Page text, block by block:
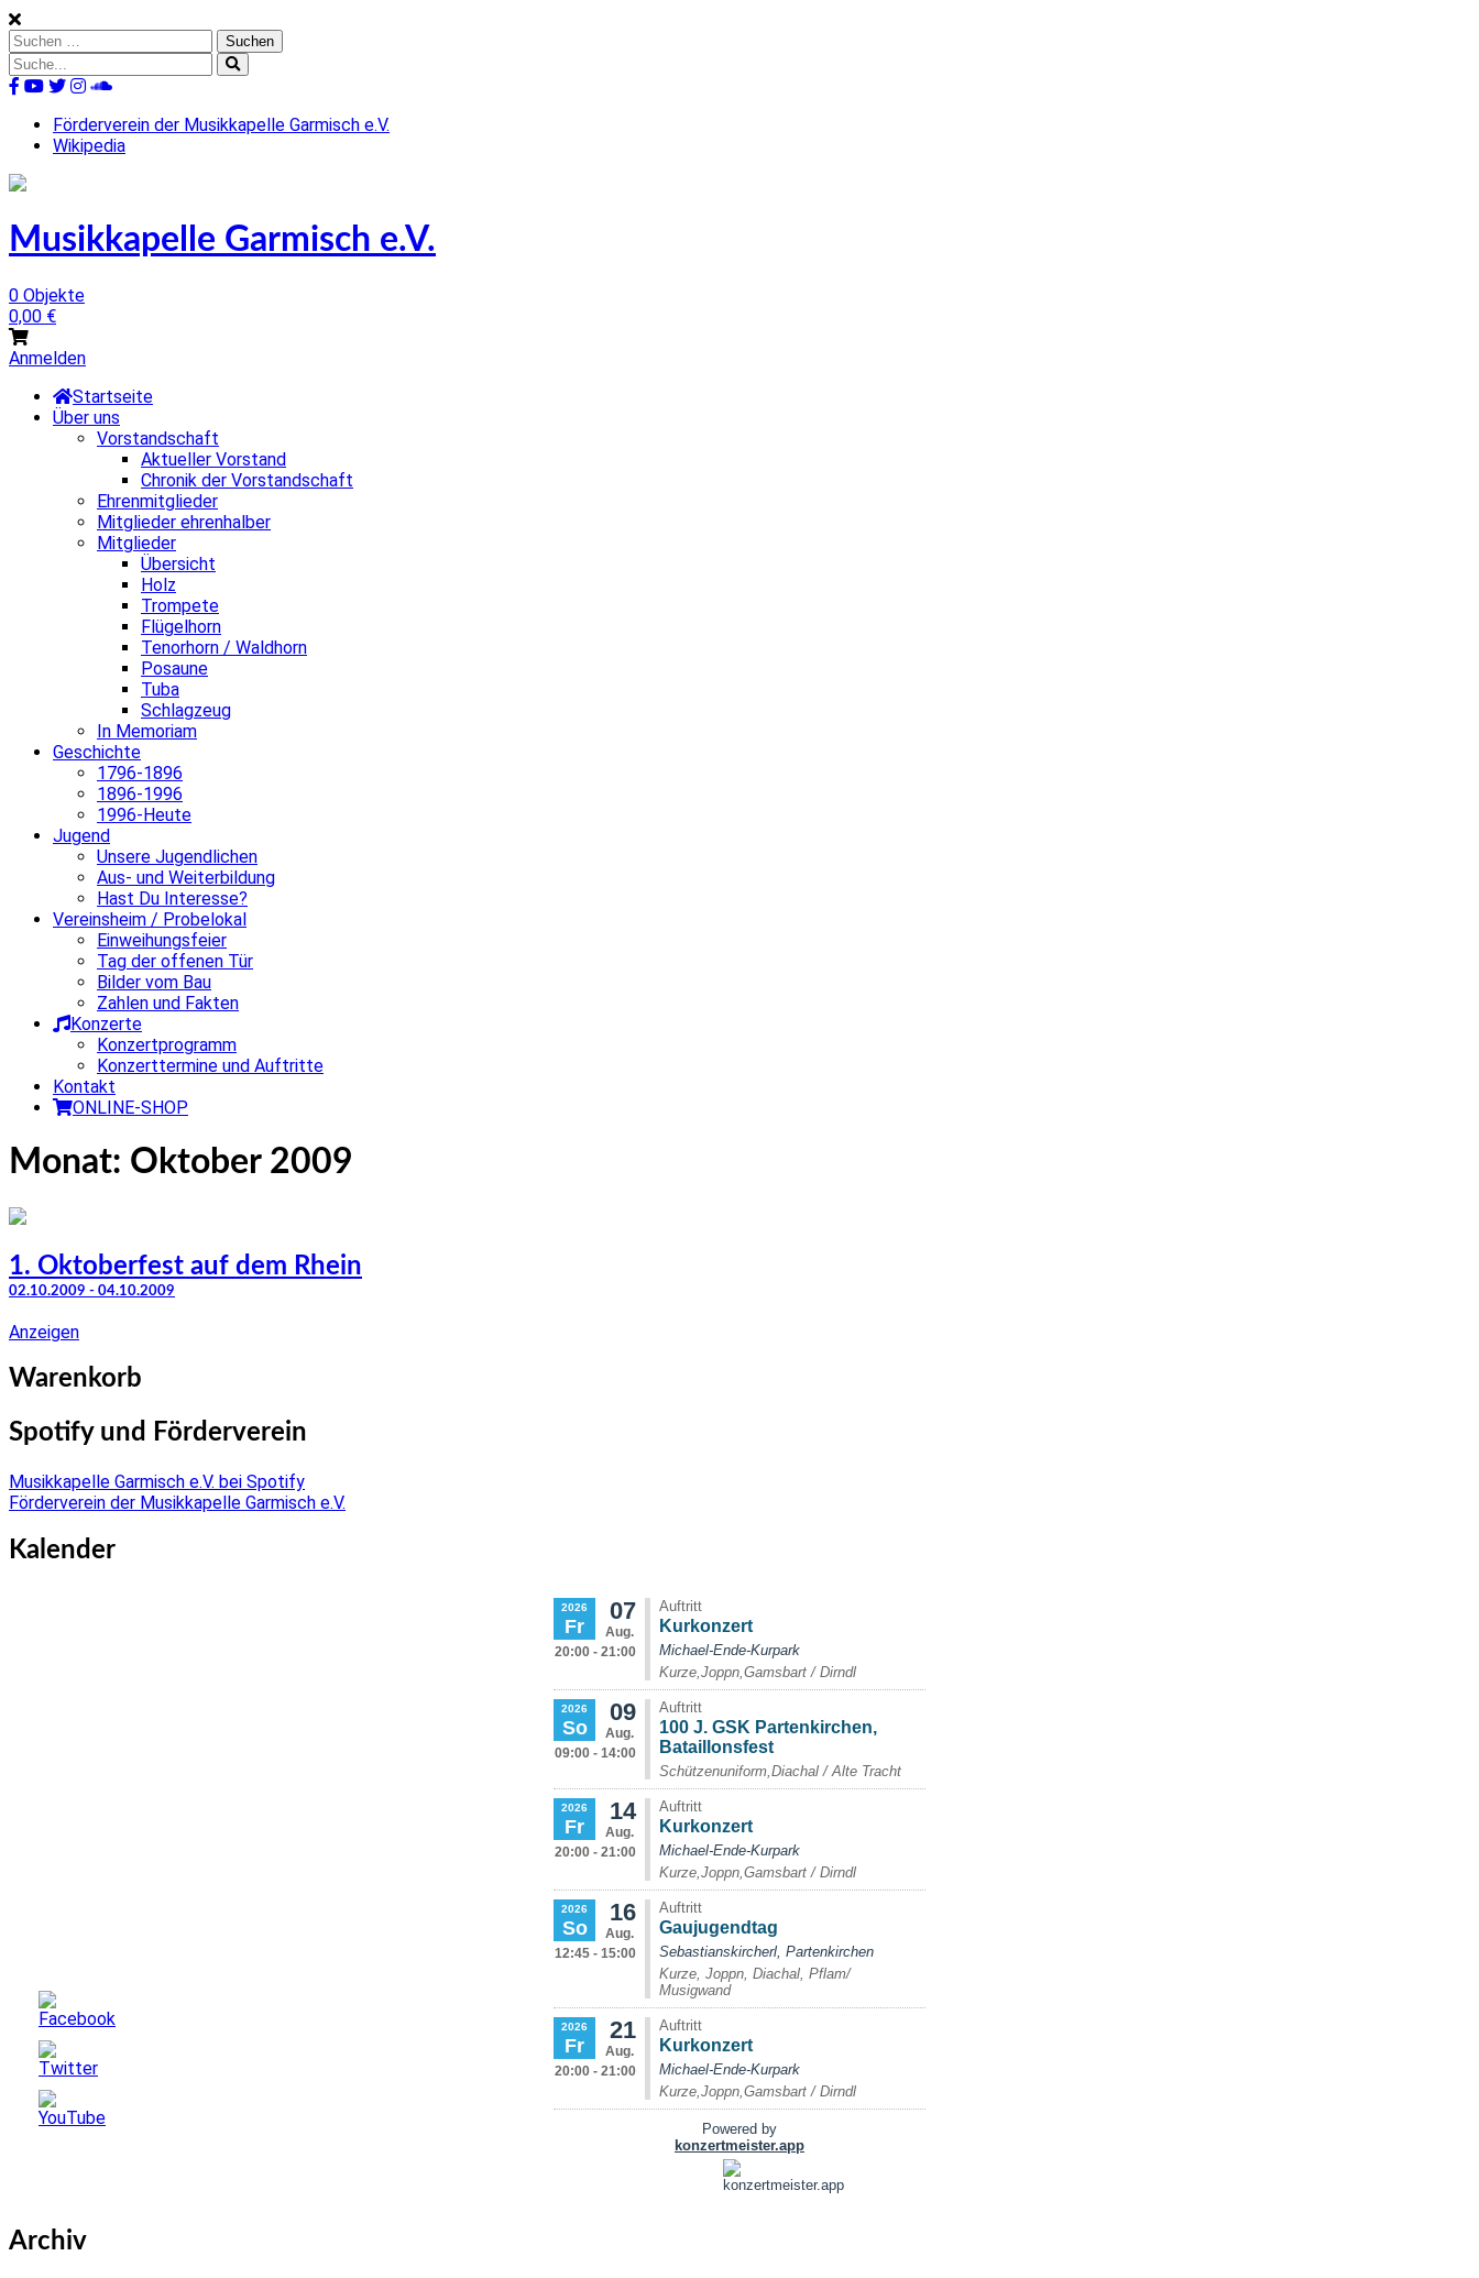
Skip
to
content
Suchen
nach:
Suche
nach:
Förderverein der Musikkapelle Garmisch e.V.
Wikipedia
Musikkapelle Garmisch e.V.
0 Objekte
0,00 €
Anmelden
Startseite
Über uns
Vorstandschaft
Aktueller Vorstand
Chronik der Vorstandschaft
Ehrenmitglieder
Mitglieder ehrenhalber
Mitglieder
Übersicht
Holz
Trompete
Flügelhorn
Tenorhorn / Waldhorn
Posaune
Tuba
Schlagzeug
In Memoriam
Geschichte
1796-1896
1896-1996
1996-Heute
Jugend
Unsere Jugendlichen
Aus- und Weiterbildung
Hast Du Interesse?
Vereinsheim / Probelokal
Einweihungsfeier
Tag der offenen Tür
Bilder vom Bau
Zahlen und Fakten
Konzerte
Konzertprogramm
Konzerttermine und Auftritte
Kontakt
ONLINE-SHOP
Monat: Oktober 2009
1. Oktoberfest auf dem Rhein
02.10.2009 - 04.10.2009
Anzeigen
Warenkorb
Spotify und Förderverein
Musikkapelle Garmisch e.V. bei Spotify
Förderverein der Musikkapelle Garmisch e.V.
Kalender
Archiv